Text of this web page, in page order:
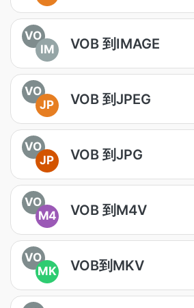
VO
IM
VOB 到IMAGE
VO
JP
VOB 到JPEG
VO
JP
VOB 到JPG
VO
M4
VOB 到M4V
VO
MK
VOB到MKV